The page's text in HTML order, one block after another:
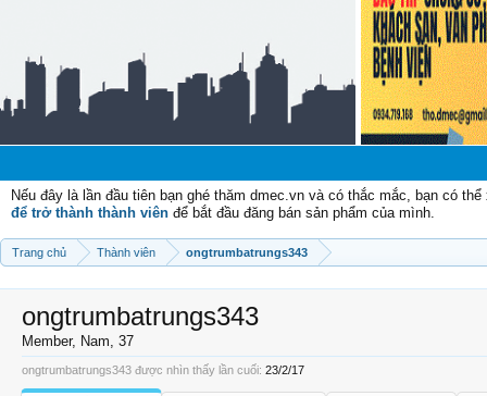
Nếu đây là lần đầu tiên bạn ghé thăm dmec.vn và có thắc mắc, bạn có
để trở thành thành viên để bắt đầu đăng bán sản phẩm của mình.
Trang chủ Thành viên ongtrumbatrungs343
ongtrumbatrungs343
Member, Nam, 37
ongtrumbatrungs343 được nhìn thấy lần cuối: 23/2/17